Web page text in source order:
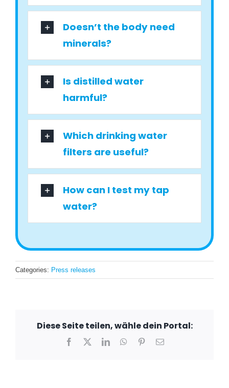
Doesn’t the body need
minerals?
Is distilled water
harmful?
Which drinking water
filters are useful?
How can I test my tap
water?
Categories: Press releases
Diese Seite teilen, wähle dein Portal:
Facebook LinkedInWhatsApp
PinterestEmail